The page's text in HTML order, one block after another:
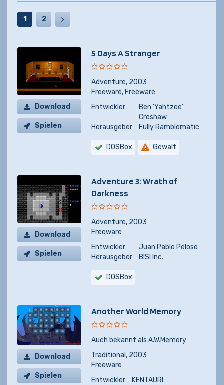
1 2
Download
Spielen
5 Days A Stranger
Adventure, 2003
Freeware, Freeware
Entwickler:
Ben 'Yahtzee'
Croshaw
Herausgeber:
Fully Ramblomatic
DOSBox Gewalt
Download
Spielen
Adventure 3: Wrath of
Darkness
Adventure, 2003
Freeware
Entwickler:
Juan Pablo Peloso
Herausgeber:
BISI Inc.
DOSBox
Download
Spielen
Another World Memory
Auch bekannt als A.W.Memory
Traditional , 2003
Freeware
Entwickler:
KENTAURI